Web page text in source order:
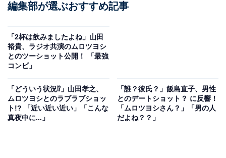
編集部が選ぶおすすめ記事
「2杯は飲みましたよね」山田
裕貴、ラジオ共演のムロツヨシ
とのツーショット公開！ 「最強
コンビ」
「どういう状況⁉」山田孝之、
ムロツヨシとのラブラブショッ
ト!? 「近い近い近い」「こんな
真夜中に...」
「誰？彼氏？」飯島直子、男性
とのデートショット？ に反響！
「ムロツヨシさん？」「男の人
だよね？？」